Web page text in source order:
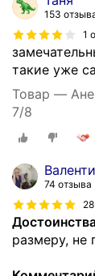
153
1
такие уже
Товар —
7/8
74 отзыва
размеру, не